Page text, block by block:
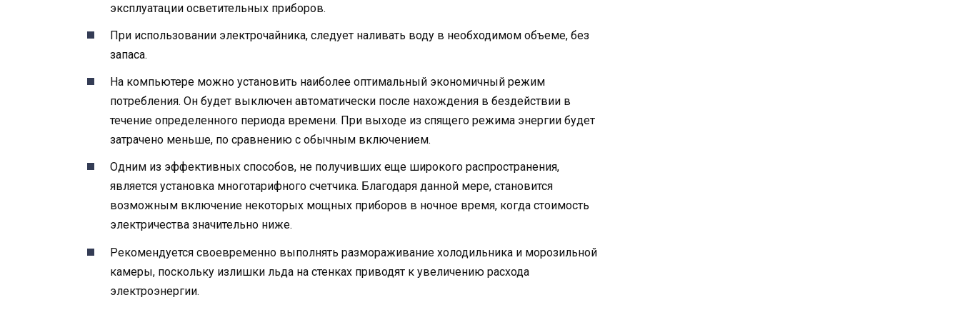
эксплуатации осветительных приборов.
При использовании электрочайника, следует наливать воду в необходимом объеме, без
запаса.
На компьютере можно установить наиболее оптимальный экономичный режим
потребления. Он будет выключен автоматически после нахождения в бездействии в
течение определенного периода времени. При выходе из спящего режима энергии будет
затрачено меньше, по сравнению с обычным включением.
Одним из эффективных способов, не получивших еще широкого распространения,
является установка многотарифного счетчика. Благодаря данной мере, становится
возможным включение некоторых мощных приборов в ночное время, когда стоимость
электричества значительно ниже.
Рекомендуется своевременно выполнять размораживание холодильника и морозильной
камеры, поскольку излишки льда на стенках приводят к увеличению расхода
электроэнергии.